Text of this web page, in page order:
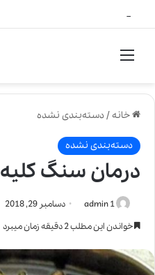
منو
خانه/دسته‌بندی نشده
دسته‌بندی نشده
درمان سنگ کلیه
admin 1 دسامبر 29, 2018
خواندن این مطلب 2 دقیقه زمان میبرد